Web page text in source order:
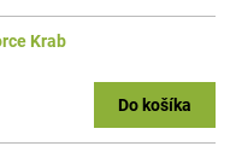
Krab
Do košíka